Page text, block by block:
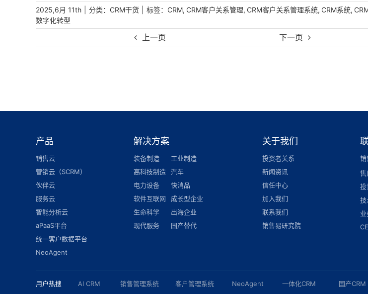
上一页 下一页
2025,6月 11th 分类： CRM干货 标签： CRM, CRM客户关系管理, CRM客户关系管理系统, CRM系统,
数字化转型
产品
销售云
营销云（SCRM）
伙伴云
服务云
智能分析云
aPaaS平台
统一客户数据平台
NeoAgent
解决方案
装备制造
工业制造
高科技制造
汽车
电力设备
快消品
软件互联网
成长型企业
生命科学
出海企业
现代服务
国产替代
关于我们
投资者关系
新闻资讯
信任中心
加入我们
联系我们
销售易研究院
用户热搜
AI CRM
销售管理系统
客户管理系统
NeoAgent
一体化CRM
国产CRM